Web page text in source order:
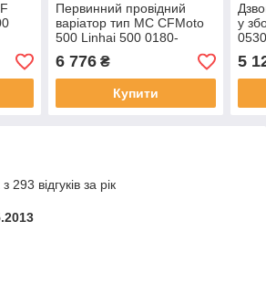
Первинний провідний
варіатор тип MC CFMoto
500 Linhai 500 0180-
051000
6 776₴
Купити
у
5
293 відгуків за рік